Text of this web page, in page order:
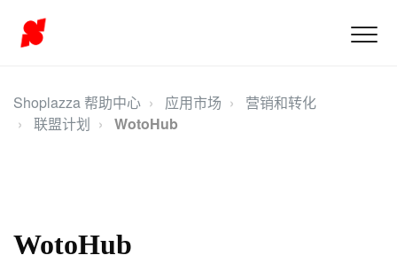
Shoplazza 帮助中心 应用市场
营销和转化
联盟计划
WotoHub
WotoHub